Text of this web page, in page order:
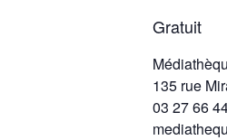
Gratuit
135 rue
03 27 66